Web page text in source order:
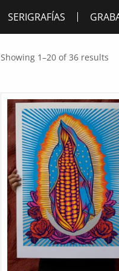
SERIGRAFÍAS
Showing 1–20 of 36 results